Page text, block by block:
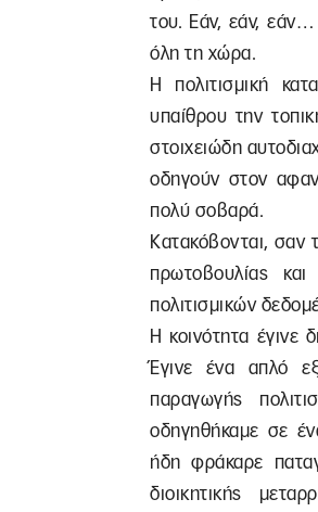
του. Εάν, εάν, εάν…
όλη τη χώρα.
Η πολιτισμική
υπαίθρου την
στοιχειώδη
οδηγούν στον
πολύ σοβαρά.
Κατακόβονται, σαν
πρωτοβουλίας
πολιτισμικών
Η κοινότητα έγινε
Έγινε ένα απλό
παραγωγής
οδηγηθήκαμε σε
ήδη φράκαρε
διοικητικής